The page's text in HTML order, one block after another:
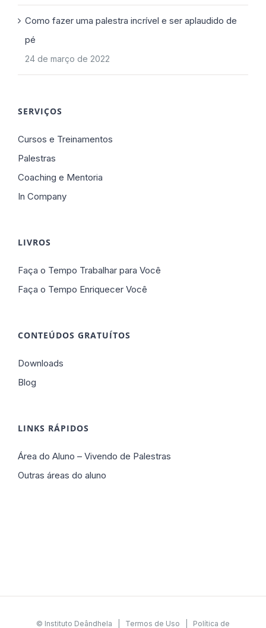
Como fazer uma palestra incrível e ser aplaudido de
pé
24 de março de 2022
SERVIÇOS
Cursos e Treinamentos
Palestras
Coaching e Mentoria
In Company
LIVROS
Faça o Tempo Trabalhar para Você
Faça o Tempo Enriquecer Você
CONTEÚDOS GRATUÍTOS
Downloads
Blog
LINKS RÁPIDOS
Área do Aluno – Vivendo de Palestras
Outras áreas do aluno
© Instituto Deândhela | Termos de Uso Política de